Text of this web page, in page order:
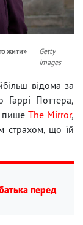
жити»
Getty
Images
відома за
Поттера,
пише The Mirror,
страхом, що їй
перед